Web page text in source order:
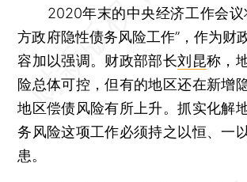
2020年末的中央经济工作会议
方政府隐性债务风险工作”，作为财
容加以强调。财政部部长刘昆称，
险总体可控，但有的地区还在新增
地区偿债风险有所上升。抓实化解
务风险这项工作必须持之以恒、一
患。